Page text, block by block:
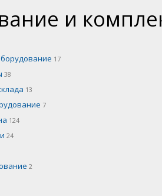
и
17
38
13
7
124
24
2